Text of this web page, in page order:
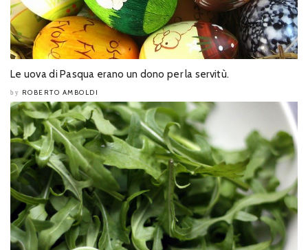
Le uova di Pasqua erano un dono per la servitù.
by ROBERTO AMBOLDI